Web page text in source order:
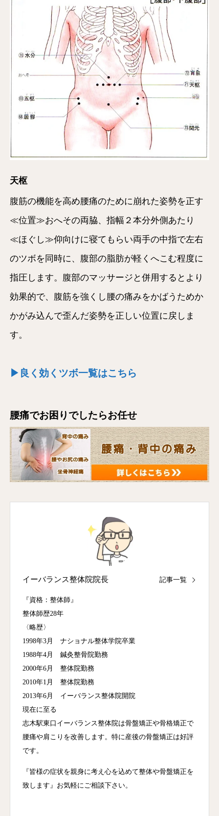
天枢
腹筋の機能を高め腰痛のために崩れた姿勢を正す
≪位置≫おへその両脇、指幅２本分外側あたり
≪ほぐし≫仰向けに寝てもらい両手の中指で左右
のツボを同時に、腹部の脂肪が軽くへこむ程度に
指圧します。腹部のマッサージと併用するとより
効果的で、腹筋を強くし腰の痛みをかばうためか
かがみ込んで歪んだ姿勢を正しい位置に戻しま
す。
▶良く効くツボ一覧はこちら
腰痛でお困りでしたらお任せ
イーバランス整体院院長 記事一覧
『資格：整体師』
整体師歴28年
〈略歴〉
1998年3月 ナショナル整体学院卒業
1988年4月 鍼灸整骨院勤務
2000年6月 整体院勤務
2010年1月 整体院勤務
2013年6月 イーバランス整体院開院
現在に至る
志木駅東口イーバランス整体院は骨盤矯正や骨格矯正で
腰痛や肩こりを改善します。特に産後の骨盤矯正は好評
です。
『皆様の症状を親身に考え心を込めて整体や骨盤矯正を
致します』お気軽にご相談下さい。